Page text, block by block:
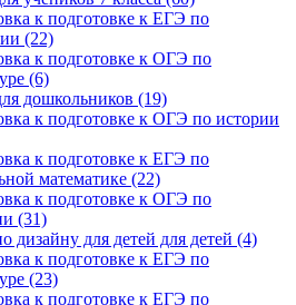
к подготовке к ЕГЭ по
(22)
к подготовке к ОГЭ по
(6)
дошкольников (19)
к подготовке к ОГЭ по истории
к подготовке к ЕГЭ по
математике (22)
к подготовке к ОГЭ по
(31)
дизайну для детей для детей (4)
к подготовке к ЕГЭ по
(23)
к подготовке к ЕГЭ по